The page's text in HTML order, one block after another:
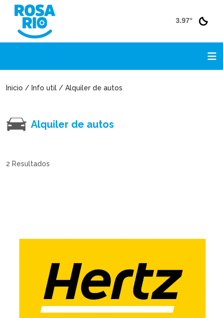
3.97°
Inicio / Info util / Alquiler de autos
Alquiler de autos
2 Resultados